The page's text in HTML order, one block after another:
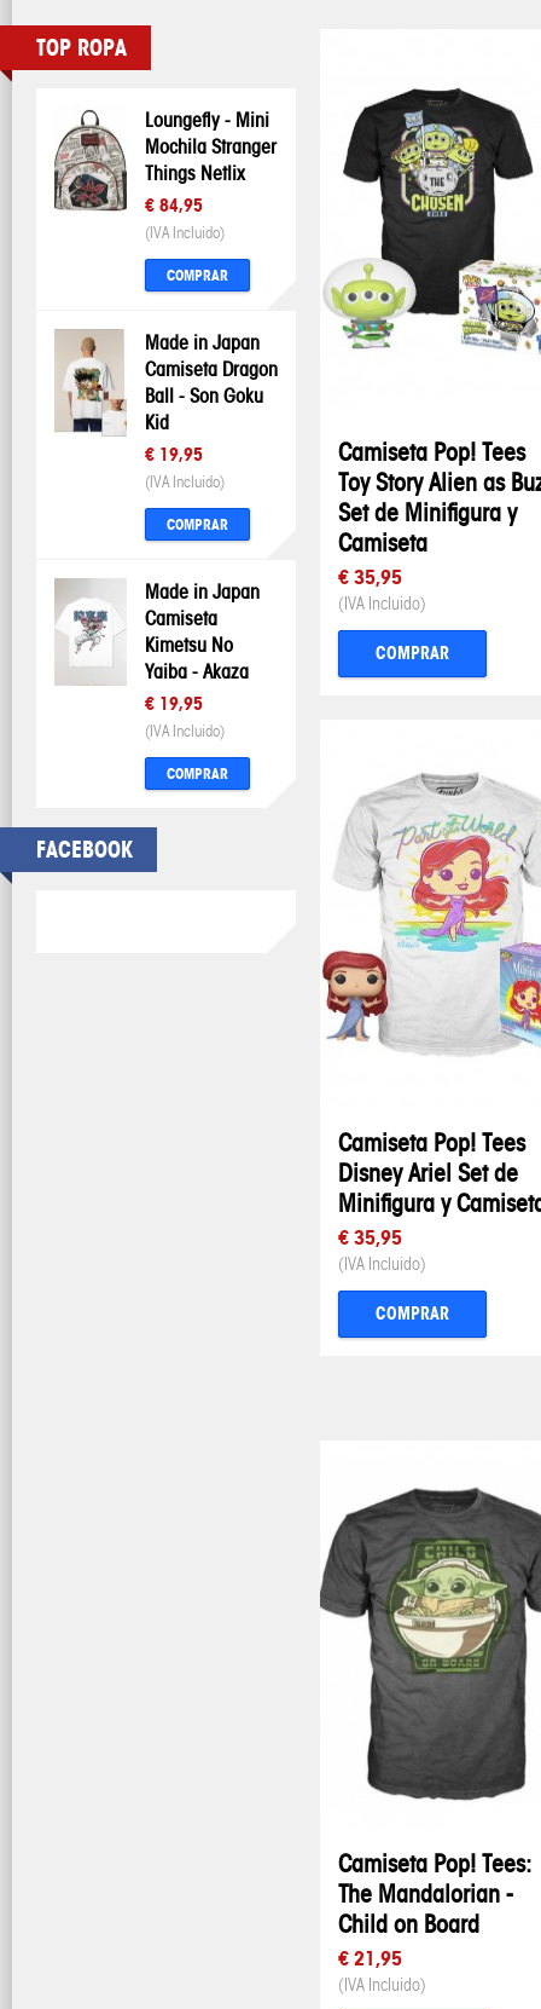
TOP ROPA
Loungefly - Mini
Mochila Stranger
Things Netlix
€ 84,95
(IVA Incluido)
COMPRAR
Made in Japan
Camiseta Dragon
Ball - Son Goku
Kid
€ 19,95
(IVA Incluido)
COMPRAR
Made in Japan
Camiseta
Kimetsu No
Yaiba - Akaza
€ 19,95
(IVA Incluido)
COMPRAR
FACEBOOK
Camiseta Pop! Tees
Toy Story Alien as
Set de Minifigura y
Camiseta
€ 35,95
(IVA Incluido)
COMPRAR
Camiseta Pop! Tees
Disney Ariel Set de
Minifigura y
€ 35,95
(IVA Incluido)
COMPRAR
Camiseta Pop! Tees:
The Mandalorian -
Child on Board
€ 21,95
(IVA Incluido)